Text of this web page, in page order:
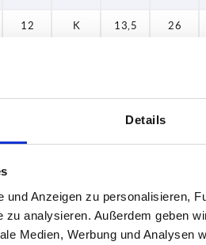
Details
und Anzeigen zu personalisieren,
zu analysieren. Außerdem geben
Medien, Werbung und Analysen
12 K 13,5 26
17 K 19 32